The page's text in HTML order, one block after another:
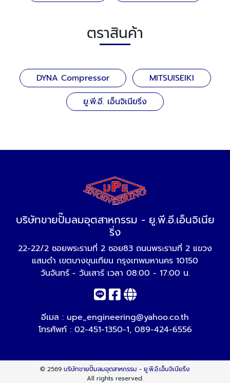
ตราสินค้า
DYNA Compressor
MITSUISEIKI
ยู.พี.อี. เอ็นจิเนียริ่ง
บริษัทขายปั๊มลมอุตสาหกรรม - ยู.พี.อี.เอ็นจิเนีย
ริ่ง
22-22/2 ซอยพระรามที่ 2 ซอย83 ถนนพระรามที่ 2 แขวง
แสมดำ เขตบางขุนเทียน กรุงเทพมหานคร 10150
วันจันทร์ - วันเสาร์ เวลา 08:00 - 17:00 น.
อีเมล : upe_engineering@yahoo.co.th
โทรศัพท์ : 02-451-1350-1, 089-424-6556
© 2569บริษัทขายปั๊มลมอุตสาหกรรม - ยู.พี.อี.เอ็นจิเนียริ่ง
All rights reserved.